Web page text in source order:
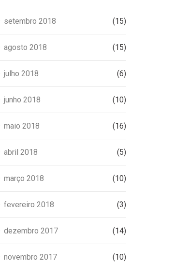
setembro 2018 (15)
agosto 2018 (15)
julho 2018 (6)
junho 2018 (10)
maio 2018 (16)
abril 2018 (5)
março 2018 (10)
fevereiro 2018 (3)
dezembro 2017 (14)
novembro 2017 (10)